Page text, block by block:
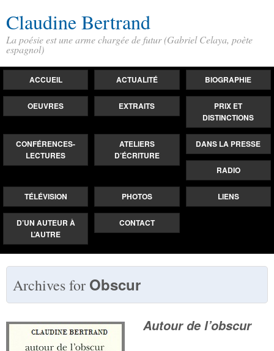
Claudine Bertrand
La poésie est une arme chargée de futur (Gabriel Celaya, poète
espagnol)
ACCUEIL ACTUALITÉ BIOGRAPHIE
OEUVRES EXTRAITS
PRIX ET
DISTINCTIONS
CONFÉRENCES-
LECTURES
ATELIERS
D’ÉCRITURE
DANS LA PRESSE
RADIO
TÉLÉVISION PHOTOS LIENS
D’UN AUTEUR À
L’AUTRE
CONTACT
Archives for Obscur
Autour de l’obscur